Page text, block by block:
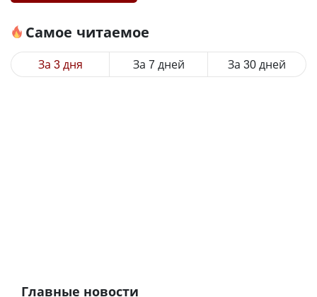
Самое читаемое
За 3 дня За 7 дней За 30 дней
Главные новости